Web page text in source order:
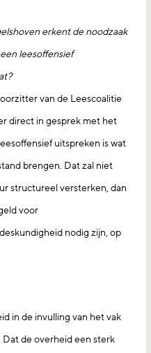
erkent de noodzaak
leesoffensief
van de Leescoalitie
direct in gesprek met het
uitspreken is wat
brengen. Dat zal niet
structureel versterken, dan
voor
nodig zijn, op
in de invulling van het vak
de overheid een sterk